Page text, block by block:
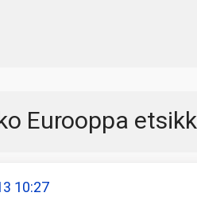
Eurooppa
10:27